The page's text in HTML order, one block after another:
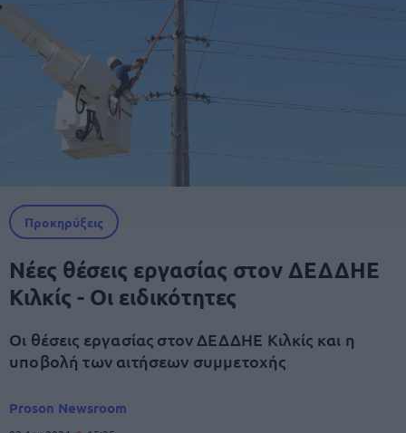
Προκηρύξεις
Νέες θέσεις εργασίας στον ΔΕΔΔΗΕ
Κιλκίς - Οι ειδικότητες
Οι θέσεις εργασίας στον ΔΕΔΔΗΕ Κιλκίς και η
υποβολή των αιτήσεων συμμετοχής
Proson Newsroom